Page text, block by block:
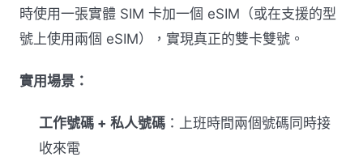
時使用一張實體 SIM 卡加一個 eSIM（或在支援的型
號上使用兩個 eSIM），實現真正的雙卡雙號。
實用場景：
工作號碼 + 私人號碼 ：上班時間兩個號碼同時接
收來電